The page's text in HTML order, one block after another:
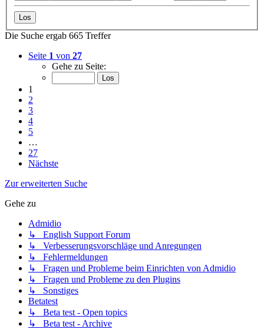
Die Suche ergab 665 Treffer
Seite 1 von 27
Gehe zu Seite:
1
2
3
4
5
…
27
Nächste
Zur erweiterten Suche
Gehe zu
Admidio
↳ English Support Forum
↳ Verbesserungsvorschläge und Anregungen
↳ Fehlermeldungen
↳ Fragen und Probleme beim Einrichten von Admidio
↳ Fragen und Probleme zu den Plugins
↳ Sonstiges
Betatest
↳ Beta test - Open topics
↳ Beta test - Archive